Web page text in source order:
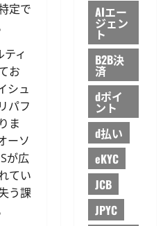
定で
ティ
お
シュ
パフ
ま
ーソ
が広
てい
う課
AIエー
ジェン
ト
B2B決
済
dポイ
ント
d払い
eKYC
JCB
JPYC